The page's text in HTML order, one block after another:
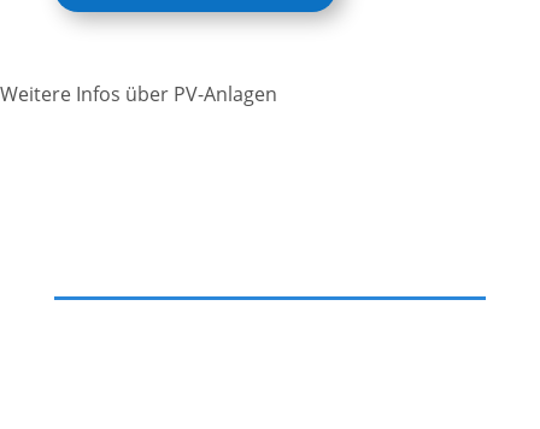
Weitere Infos über PV-Anlagen